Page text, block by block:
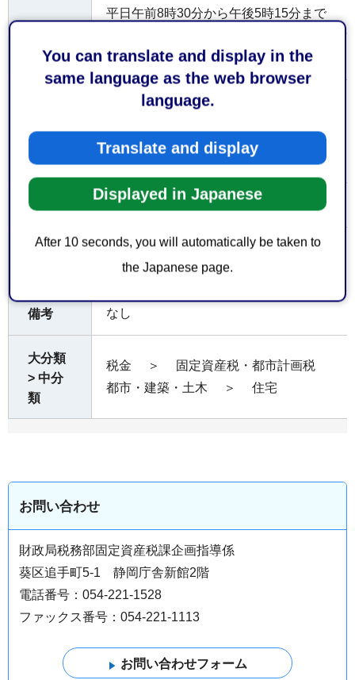
You can translate and display in the
same language as the web browser
language.
Translate and display
Displayed in Japanese
After 10 seconds, you will automatically be taken to
the Japanese page.
平日午前8時30分から午後5時15分まで
なお、土日祝日及び年末年始（12月29日
けておりません。
ただく
もの
なし
費用 無料
注意事
なし
備考 なし
大分類
> 中分
類
税金 ＞
固定資産税・都市計画税
都市・建築・土木
＞ 住宅
お問い合わせ
財政局税務部固定資産税課企画指導係
葵区追手町5-1 静岡庁舎新館2階
電話番号：054-221-1528
ファックス番号：054-221-1113